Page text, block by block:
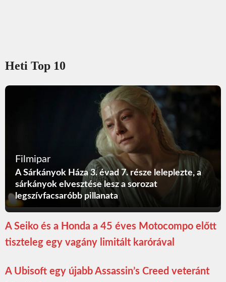
Heti Top 10
Filmipar
A Sárkányok Háza 3. évad 7. része leleplezte, a
sárkányok elvesztése lesz a sorozat
legszívfacsaróbb pillanata
A Seiko és a Honda a 45 éves Motocompo előtt
tiszteleg egy vagány limitált karórával
A Ubisoft egy újabb Assassin’s Creed veteránt